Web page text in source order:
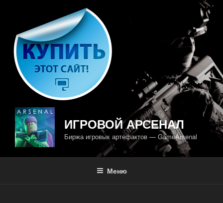
содержимому
ИГРОВОЙ АРСЕНАЛ
Биржа игровых артефактов — GameArsenal
Меню